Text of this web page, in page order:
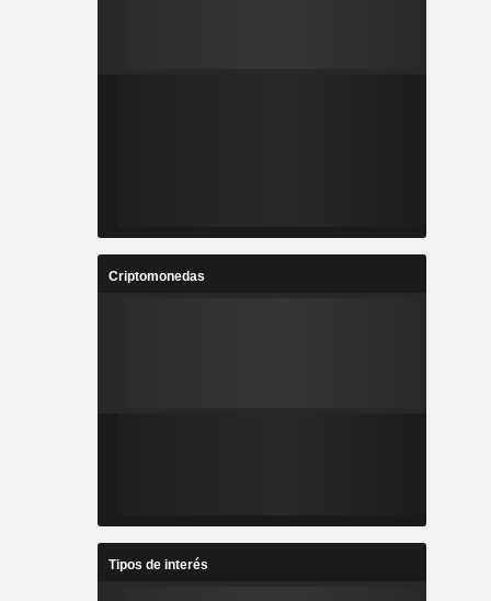
Criptomonedas
Tipos de interés